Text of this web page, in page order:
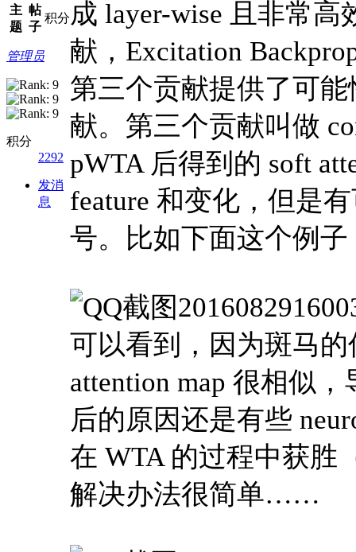
主
题
帖
子
积分
管理员
积分
2292
发消
息
成 layer-wise 且非常高
献，Excitation
第三个贡献提供了可
献。第三个贡献叫做
pWTA 后得到的 soft
feature 和变化，但是
号。比如下面这个例子
可以看到，因为斑马
attention map 很相似
后的原因还是有些
在 WTA 的过程中获胜
解决办法很简单……